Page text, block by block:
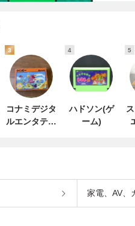
3
コナミデジタ
ルエンタテイ
4
ハドソン(ゲ
ーム)
5
家電、AV、